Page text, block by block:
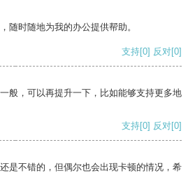
随时随地为我的办公提供帮助。
支持[0] 反对[0]
般，可以再提升一下，比如能够支持更多地
支持[0] 反对[0]
是不错的，但偶尔也会出现卡顿的情况，希